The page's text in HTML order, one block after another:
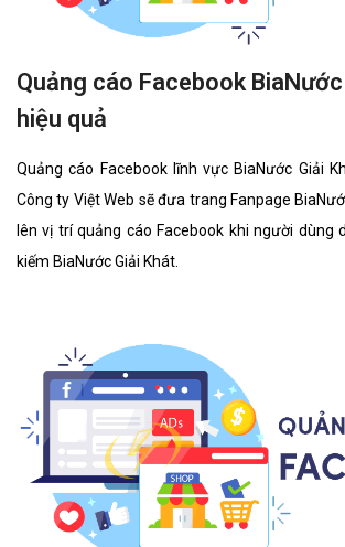
Quảng cáo Facebook
hiệu quả
Quảng cáo Facebook lĩnh vực BiaNước Giải
Công ty Việt Web sẽ đưa trang Fanpage
lên vị trí quảng cáo Facebook khi người dùng
kiếm BiaNước Giải Khát.